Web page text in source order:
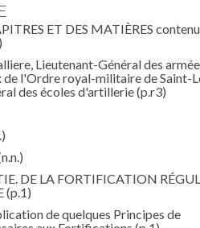
ET DES MATIÈRES
Lieutenant-Général des
de l'Ordre royal-militaire de Saint-
des écoles d'artillerie(p.r3)
DE LA FORTIFICATION
(p.1)
de quelques Principes de